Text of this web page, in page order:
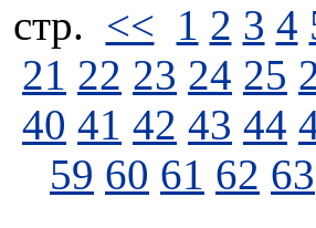
стp. << 1 2 3 4
21 22 23 24 25
40 41 42 43 44
59 60 61 62 63